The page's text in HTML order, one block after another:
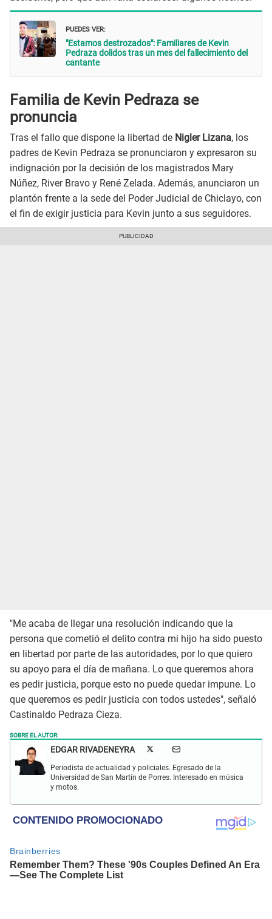
PUEDES VER:
"Estamos destrozados": Familiares de Kevin
Pedraza dolidos tras un mes del fallecimiento del
cantante
Familia de Kevin Pedraza se
pronuncia
Tras el fallo que dispone la libertad de Nigler Lizana, los
padres de Kevin Pedraza se pronunciaron y expresaron su
indignación por la decisión de los magistrados Mary
Núñez, River Bravo y René Zelada. Además, anunciaron un
plantón frente a la sede del Poder Judicial de Chiclayo, con
el fin de exigir justicia para Kevin junto a sus seguidores.
"Me acaba de llegar una resolución indicando que la
persona que cometió el delito contra mi hijo ha sido puesto
en libertad por parte de las autoridades, por lo que quiero
su apoyo para el día de mañana. Lo que queremos ahora
es pedir justicia, porque esto no puede quedar impune. Lo
que queremos es pedir justicia con todos ustedes", señaló
Castinaldo Pedraza Cieza.
SOBRE EL AUTOR:
EDGAR RIVADENEYRA
Periodista de actualidad y policiales. Egresado de la
Universidad de San Martín de Porres. Interesado en música
y motos.